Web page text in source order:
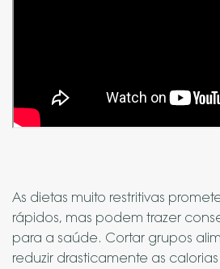
As dietas muito restritivas
rápidos, mas podem trazer
para a saúde. Cortar grupos
reduzir drasticamente as